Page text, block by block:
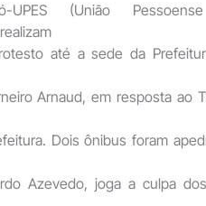
UPES (União
até a sede da
Arnaud, em resposta ao
Dois ônibus foram
Azevedo, joga a culpa